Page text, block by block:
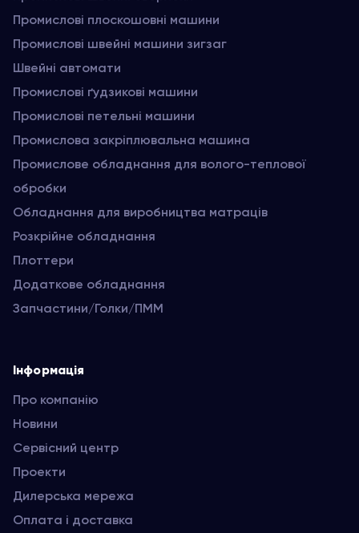
Промислові плоскошовні машини
Промислові швейні машини зигзаг
Швейні автомати
Промислові ґудзикові машини
Промислові петельні машини
Промислова закріплювальна машина
Промислове обладнання для волого-теплової
обробки
Обладнання для виробництва матраців
Розкрійне обладнання
Плоттери
Додаткове обладнання
Запчастини/Голки/ПММ
Інформація
Про компанію
Новини
Сервісний центр
Проекти
Дилерська мережа
Оплата і доставка